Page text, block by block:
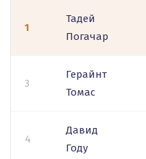
1
Тадей
Погачар
3
Герайнт
Томас
4
Давид
Году